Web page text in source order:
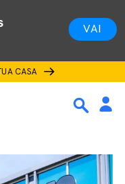
VAI
CASA